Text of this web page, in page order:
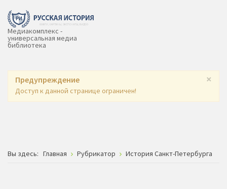
Медиакомплекс -
универсальная медиа
библиотека
×
Предупреждение
Доступ к данной странице ограничен!
Вы здесь: Главная Рубрикатор История Санкт-Петербурга